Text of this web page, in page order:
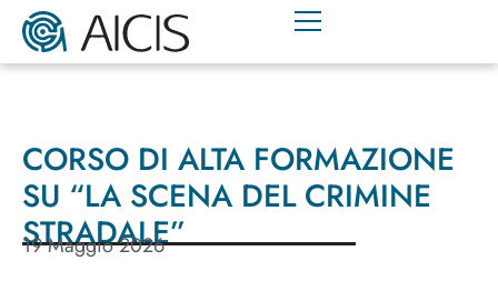
CORSO DI ALTA FORMAZIONE
SU “LA SCENA DEL CRIMINE
STRADALE”
19 Maggio 2026